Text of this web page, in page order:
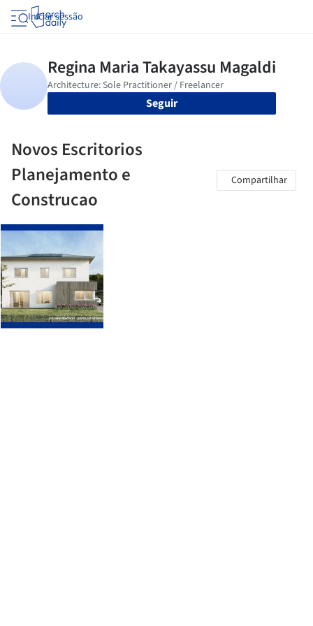
Iniciar sessão
Seguir
Novos Escritorios
Planejamento e
Construcao
Compartilhar